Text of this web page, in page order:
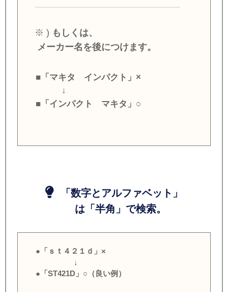
※ ) もしくは、
メーカー名を後につけます。
■「マキタ インパクト」×
↓
■「インパクト マキタ」○
「数字とアルファベット」
は「半角」で検索。
●「ｓｔ４２１ｄ」×
↓
●「ST421D」○（良い例）